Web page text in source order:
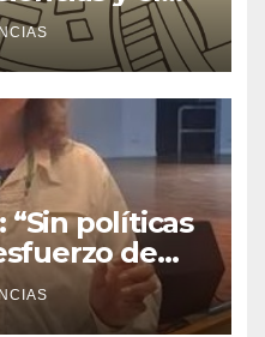
y
“Sin políticas
de
frutos”